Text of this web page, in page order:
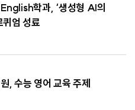
학과, ‘생성형 AI의
퀴엄 성료
, 수능 영어 교육 주제